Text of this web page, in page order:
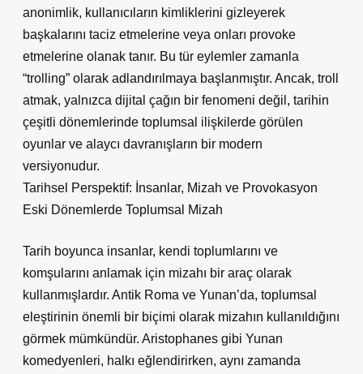
anonimlik, kullanıcıların kimliklerini gizleyerek
başkalarını taciz etmelerine veya onları provoke
etmelerine olanak tanır. Bu tür eylemler zamanla
“trolling” olarak adlandırılmaya başlanmıştır. Ancak, troll
atmak, yalnızca dijital çağın bir fenomeni değil, tarihin
çeşitli dönemlerinde toplumsal ilişkilerde görülen
oyunlar ve alaycı davranışların bir modern
versiyonudur.
Tarihsel Perspektif: İnsanlar, Mizah ve Provokasyon
Eski Dönemlerde Toplumsal Mizah
Tarih boyunca insanlar, kendi toplumlarını ve
komşularını anlamak için mizahı bir araç olarak
kullanmışlardır. Antik Roma ve Yunan’da, toplumsal
eleştirinin önemli bir biçimi olarak mizahın kullanıldığını
görmek mümkündür. Aristophanes gibi Yunan
komedyenleri, halkı eğlendirirken, aynı zamanda